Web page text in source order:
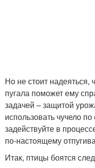
Но не стоит надеяться,
пугала поможет ему
задачей – защитой
использовать чучело
задействуйте в
по-настоящему
Итак, птицы боятся